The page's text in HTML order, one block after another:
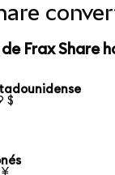
Frax Share
$
¥